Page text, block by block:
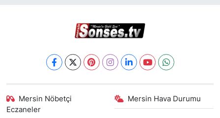
Mersin Nöbetçi
Eczaneler
Mersin Hava Durumu